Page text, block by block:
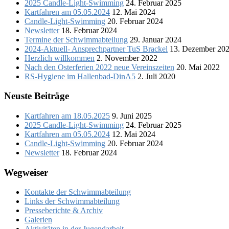
2025 Candle-Light-Swimming 24. Februar 2025
Kartfahren am 05.05.2024 12. Mai 2024
Candle-Light-Swimming 20. Februar 2024
Newsletter18. Februar 2024
Termine der Schwimmabteilung 29. Januar 2024
2024-Aktuell- Ansprechpartner TuS Brackel 13. Dezember
Herzlich willkommen 2. November 2022
Nach den Osterferien 2022 neue Vereinszeiten 20. Mai 2022
RS-Hygiene im Hallenbad-DinA5 2. Juli 2020
Neuste Beiträge
Kartfahren am 18.05.2025 9. Juni 2025
2025 Candle-Light-Swimming 24. Februar 2025
Kartfahren am 05.05.2024 12. Mai 2024
Candle-Light-Swimming 20. Februar 2024
Newsletter 18. Februar 2024
Wegweiser
Kontakte der Schwimmabteilung
Links der Schwimmabteilung
Presseberichte & Archiv
Galerien